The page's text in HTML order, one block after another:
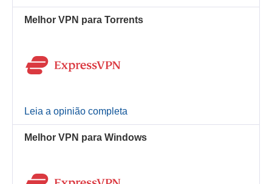
Melhor VPN para Torrents
Leia a opinião completa
Melhor VPN para Windows